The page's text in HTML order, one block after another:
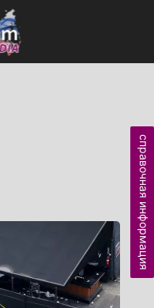
справочная информация